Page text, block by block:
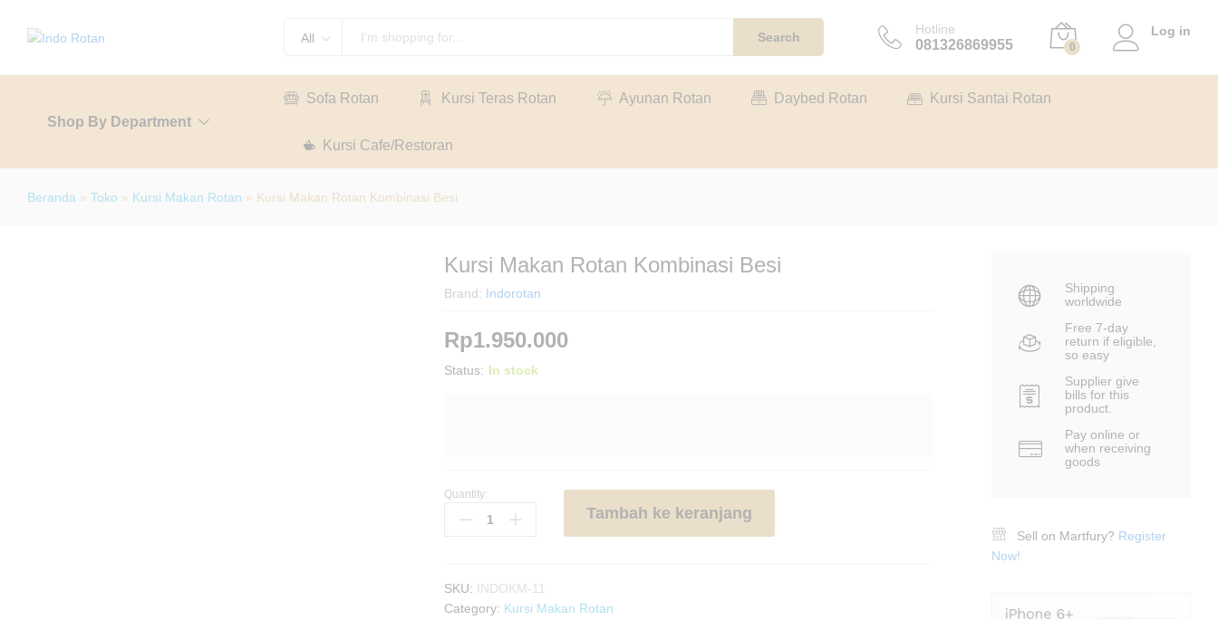
All Search
Hotline
081326869955 0
Log in
Shop By Department
Sofa Rotan Kursi Teras Rotan Ayunan Rotan Daybed Rotan Kursi Santai Rotan
Kursi Cafe/Restoran
Beranda » Toko » Kursi Makan Rotan » Kursi Makan Rotan Kombinasi Besi
Kursi Makan Rotan Kombinasi Besi
Brand: Indorotan
Rp1.950.000
Status: In stock
Kursi
Makan
quantity
Quantity:
Tambah ke keranjang
SKU:
INDOKM-11
Category: Kursi Makan Rotan
Shipping
worldwide
Free 7-day
return if eligible,
so easy
Supplier give
bills for this
product.
Pay online or
when receiving
goods
Sell on Martfury? Register
Now!